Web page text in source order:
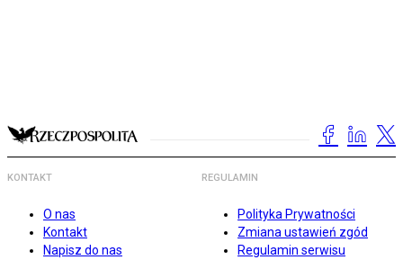
KONTAKT
O nas
Kontakt
Napisz do nas
REGULAMIN
Polityka Prywatności
Zmiana ustawień zgód
Regulamin serwisu